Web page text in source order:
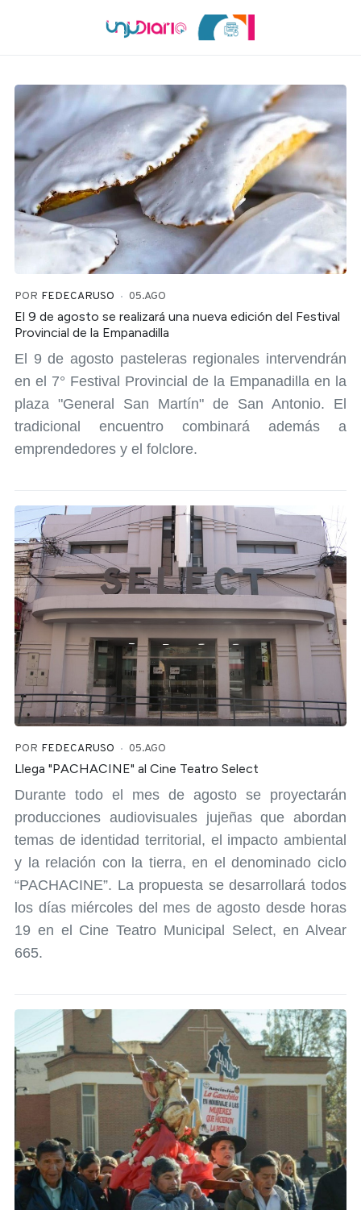
POR FEDECARUSO 05.AGO
El 9 de agosto se realizará una nueva edición del Festival
Provincial de la Empanadilla
El 9 de agosto pasteleras regionales intervendrán
en el 7° Festival Provincial de la Empanadilla en la
plaza "General San Martín" de San Antonio. El
tradicional encuentro combinará además a
emprendedores y el folclore.
POR FEDECARUSO 05.AGO
Llega "PACHACINE" al Cine Teatro Select
Durante todo el mes de agosto se proyectarán
producciones audiovisuales jujeñas que abordan
temas de identidad territorial, el impacto ambiental
y la relación con la tierra, en el denominado ciclo
“PACHACINE”. La propuesta se desarrollará todos
los días miércoles del mes de agosto desde horas
19 en el Cine Teatro Municipal Select, en Alvear
665.